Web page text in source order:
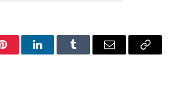
PinterestLinkedInTumblr Email
Copy